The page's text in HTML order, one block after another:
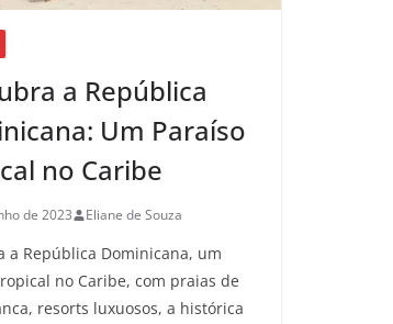
a República
Um Paraíso
no Caribe
de 2023 Eliane de Souza
a República Dominicana, um
no Caribe, com praias de
resorts luxuosos, a histórica